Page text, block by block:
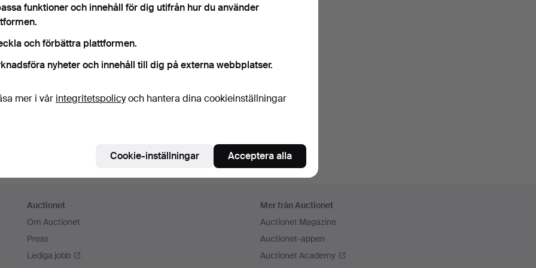
ihåg mig
Logga in
Auctionet
Om Auctionet
Press
Lediga jobb
Mer från Auctionet
Auctionet Magazine
Auctionet-appen
Auctionet Academy
funktioner och innehåll för dig utifrån hur du använder
och förbättra plattformen.
nyheter och innehåll till dig på externa webbplatser.
mer i vår integritetspolicyoch hantera dina cookieinställningar
Cookie-inställningar Acceptera alla